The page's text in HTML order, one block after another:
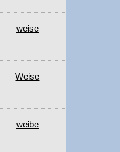
weise
Weise
weibe